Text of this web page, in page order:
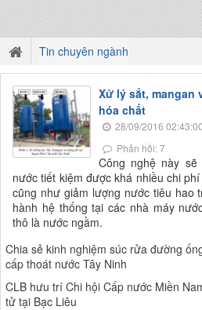
Tin chuyên ngành
Xử lý sắt, mangan
hóa chất
28/09/2016
Phản hồi: 7
Công nghệ này
nước tiết kiệm được khá nhiều chi
cũng như giảm lượng nước tiêu hao
hành hệ thống tại các nhà máy
thô là nước ngầm.
Chia sẻ kinh nghiệm súc rửa đường
cấp thoát nước Tây Ninh
CLB hưu trí Chi hội Cấp nước Miền
tử tại Bạc Liêu